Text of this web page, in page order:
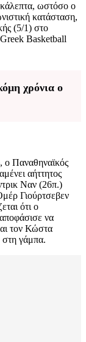
ωστόσο ο
κατάσταση,
(5/1) στο
Basketball
χρόνια ο
ο Παναθηναϊκός
αήττητος
Ναν (26π.)
Γιούρτσεβεν
ότι ο
να
τον Κώστα
στη γάμπα.